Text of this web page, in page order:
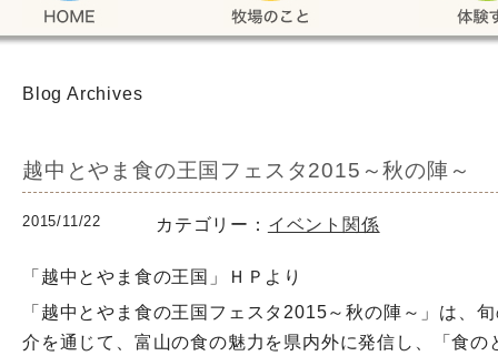
Blog Archives
越中とやま食の王国フェスタ2015～秋の陣～
2015/11/22 カテゴリー： イベント関係
「越中とやま食の王国」ＨＰより
「越中とやま食の王国フェスタ2015～秋の陣～」は、
介を通じて、富山の食の魅力を県内外に発信し、「食の